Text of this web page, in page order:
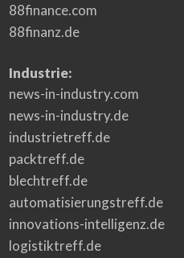
88finance.com
88finanz.de
Industrie:
news-in-industry.com
news-in-industry.de
industrietreff.de
packtreff.de
blechtreff.de
automatisierungstreff.de
innovations-intelligenz.de
logistiktreff.de